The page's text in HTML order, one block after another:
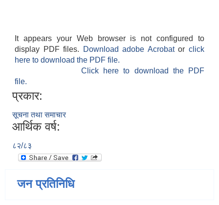
It appears your Web browser is not configured to
display PDF files.
Download adobe Acrobatorclick
here to download the PDF file.
Click here to download the PDF
file.
प्रकार:
सूचना तथा समाचार
आर्थिक वर्ष:
८२/८३
जन प्रतिनिधि